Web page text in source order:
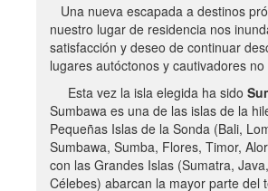
Una nueva escapada a destinos
nuestro lugar de residencia nos
satisfacción y deseo de continuar
lugares autóctonos y cautivadores
Esta vez la isla elegida ha sido
Sumbawa es una de las islas de la
Pequeñas Islas de la Sonda (Bali,
Sumbawa, Sumba, Flores, Timor,
con las Grandes Islas (Sumatra,
Célebes) abarcan la mayor parte del